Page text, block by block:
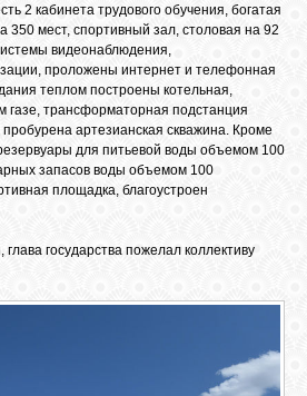
2 кабинета трудового обучения, богатая
350 мест, спортивный зал, столовая на 92
видеонаблюдения,
проложены интернет и телефонная
теплом построены котельная,
трансформаторная подстанция
артезианская скважина. Кроме
для питьевой воды объемом 100
запасов воды объемом 100
площадка, благоустроен
государства пожелал коллективу